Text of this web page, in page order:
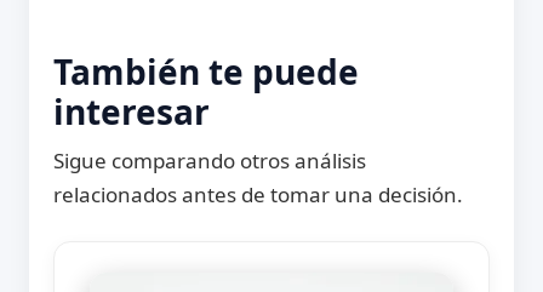
También te puede
interesar
Sigue comparando otros análisis
relacionados antes de tomar una decisión.